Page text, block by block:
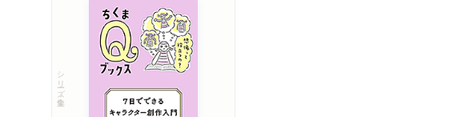
シリーズ・全集